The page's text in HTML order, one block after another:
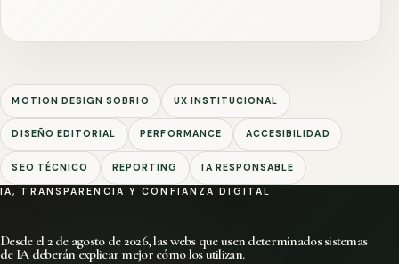
MOTION DESIGN SOBRIO UX INSTITUCIONAL
DISEÑO EDITORIAL PERFORMANCE ACCESIBILIDAD
SEO TÉCNICO REPORTING IA RESPONSABLE
IA, TRANSPARENCIA Y CONFIANZA DIGITAL
Desde el 2 de agosto de 2026, las webs que usen determinados sistemas
de IA deberán explicar mejor cómo los utilizan.